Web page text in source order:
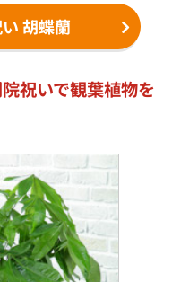
胡蝶蘭
祝いで観葉植物を